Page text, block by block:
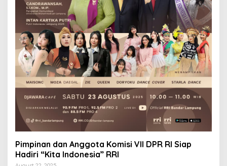
Pimpinan dan Anggota Komisi VII DPR RI Siap
Hadiri “Kita Indonesia” RRI